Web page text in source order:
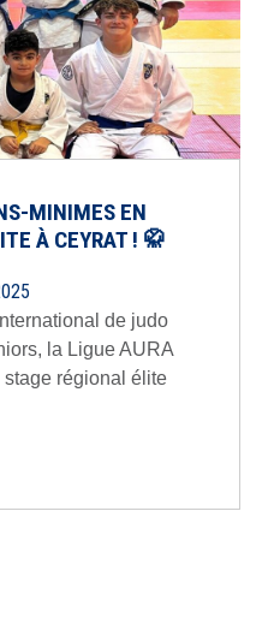
MINIMES EN
À CEYRAT ! 🥋
de judo
la Ligue AURA
régional élite